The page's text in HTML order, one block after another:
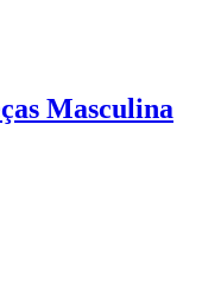
Masculina